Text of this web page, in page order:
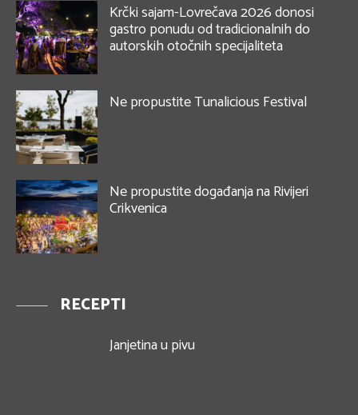
Krčki sajam-Lovrečava 2026 donosi
gastro ponudu od tradicionalnih do
autorskih otočnih specijaliteta
Ne propustite Tunalicious Festival
Ne propustite događanja na Rivijeri
Crikvenica
RECEPTI
Janjetina u pivu